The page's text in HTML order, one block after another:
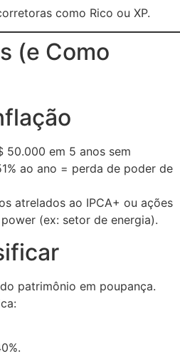
como Rico ou XP.
(e Como
50.000 em 5 anos sem
ao ano = perda de poder de
atrelados ao IPCA+ ou ações
(ex: setor de energia).
patrimônio em poupança.